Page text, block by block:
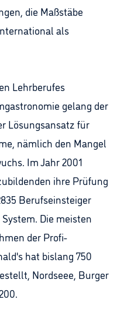
die Maßstäbe
als
Lehrberufes
gelang der
Lösungsansatz für
nämlich den Mangel
Im Jahr 2001
ihre Prüfung
Berufseinsteiger
Die meisten
der Profi-
hat bislang 750
Nordseee, Burger